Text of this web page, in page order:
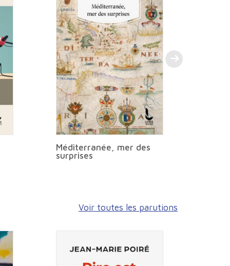
Méditerranée, mer des
surprises
Voir toutes les parutions